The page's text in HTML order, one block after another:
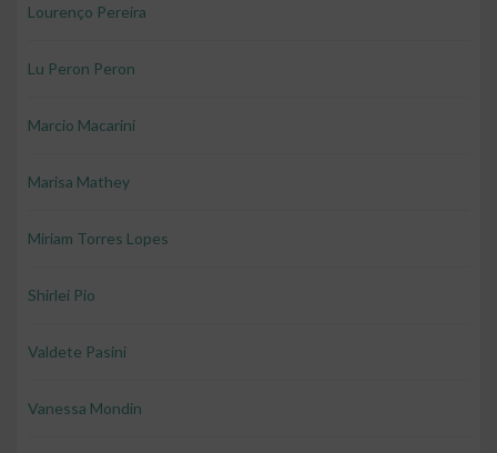
Lourenço Pereira
Lu Peron Peron
Marcio Macarini
Marisa Mathey
Miriam Torres Lopes
Shirlei Pio
Valdete Pasini
Vanessa Mondin